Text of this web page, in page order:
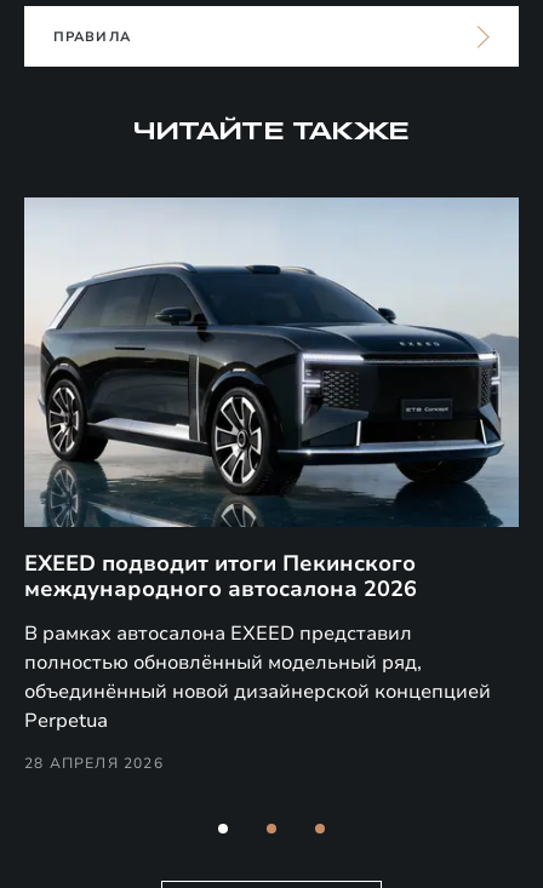
ПРАВИЛА
ЧИТАЙТЕ ТАКЖЕ
EXEED подводит итоги Пекинского
международного автосалона 2026
В рамках автосалона EXEED представил
полностью обновлённый модельный ряд,
объединённый новой дизайнерской концепцией
Perpetua
28 АПРЕЛЯ 2026